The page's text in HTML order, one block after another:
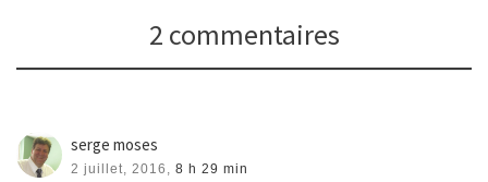
2 commentaires
serge moses
2 juillet, 2016, 8 h 29 min